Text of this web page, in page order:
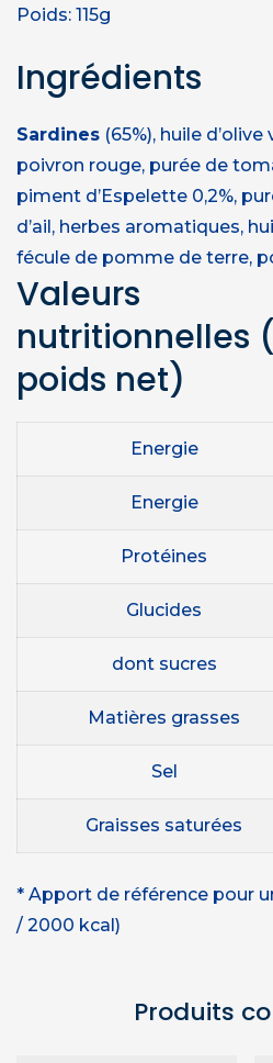
Poids: 115g
Ingrédients
Sardines (65%), huile d’olive
poivron rouge, purée de
piment d’Espelette 0,2%,
d’ail, herbes aromatiques,
fécule de pomme de terre,
Valeurs
nutritionnelles
poids net)
Energie
Energie
Protéines
Glucides
dont sucres
Matières grasses
Sel
Graisses saturées
* Apport de référence pour
/ 2000 kcal)
Produits